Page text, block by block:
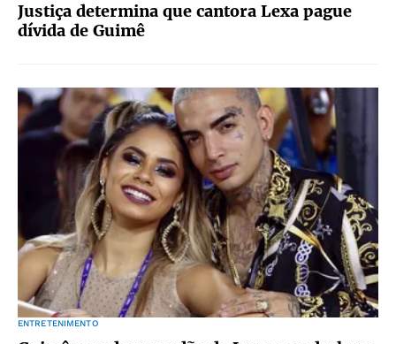
Justiça determina que cantora Lexa pague
dívida de Guimê
ENTRETENIMENTO